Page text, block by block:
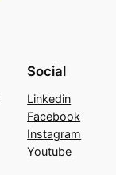
Social
Linkedin
Facebook
Instagram
Youtube